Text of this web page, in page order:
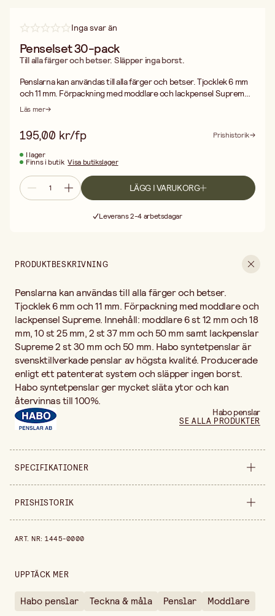
Inga svar än
Penselset 30-pack
Till alla färger och betser. Släpper inga borst.
Penslarna kan användas till alla färger och betser. Tjocklek 6 mm
och 11 mm. Förpackning med moddlare och lackpensel Supreme.
Innehåll: moddlare 6 st 12 mm och 18 mm, 10 st 25 mm, 2 st 37 mm
Habo syntetpenslar är svensktillverkade penslar av högsta
kvalité. Producerade enligt ett patenterat system och släpper
ingen borst. Habo syntetpenslar ger mycket släta ytor och kan
återvinnas till 100%.
Läs mer
195,00 kr/fp
Prishistorik
I lager
Finns i butik Visa butikslager
LÄGG I VARUKORG
Leverans 2-4 arbetsdagar
PRODUKTBESKRIVNING
Penslarna kan användas till alla färger och betser.
Tjocklek 6 mm och 11 mm. Förpackning med moddlare och
lackpensel Supreme. Innehåll: moddlare 6 st 12 mm och 18
mm, 10 st 25 mm, 2 st 37 mm och 50 mm samt lackpenslar
Supreme 2 st 30 mm och 50 mm. Habo syntetpenslar är
svensktillverkade penslar av högsta kvalité. Producerade
enligt ett patenterat system och släpper ingen borst.
Habo syntetpenslar ger mycket släta ytor och kan
återvinnas till 100%.
Habo penslar
SE ALLA PRODUKTER
SPECIFIKATIONER
Säljs i förpackning
PRISHISTORIK
ART. NR:1445-0000
UPPTÄCK MER
Habo penslar Teckna & måla Penslar Moddlare